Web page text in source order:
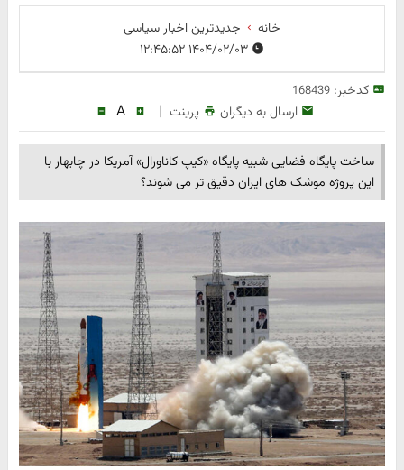
خانه
جدیدترین اخبار سیاسی
۱۴۰۴/۰۲/۰۳ ۱۲:۴۵:۵۲
کدخبر:168439
ارسال به دیگران پرینت |
A
ساخت پایگاه فضایی شبیه پایگاه «کیپ کاناورال» آمریکا در چابهار با
این پروژه موشک های ایران دقیق تر می شوند؟